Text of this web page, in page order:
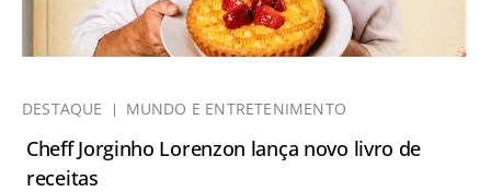
DESTAQUE MUNDO E ENTRETENIMENTO
Cheff Jorginho Lorenzon lança novo livro de
receitas